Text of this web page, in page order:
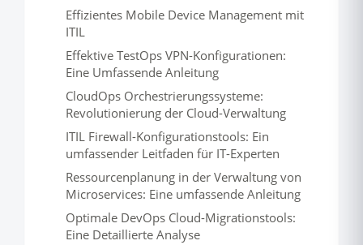
Effizientes Mobile Device Management mit
ITIL
Effektive TestOps VPN-Konfigurationen:
Eine Umfassende Anleitung
CloudOps Orchestrierungssysteme:
Revolutionierung der Cloud-Verwaltung
ITIL Firewall-Konfigurationstools: Ein
umfassender Leitfaden für IT-Experten
Ressourcenplanung in der Verwaltung von
Microservices: Eine umfassende Anleitung
Optimale DevOps Cloud-Migrationstools:
Eine Detaillierte Analyse